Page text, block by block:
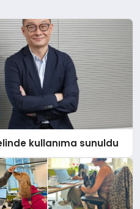
kullanıma sunuldu